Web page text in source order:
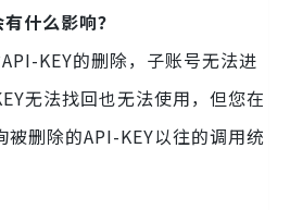
什么影响？
KEY的删除，子账号无法进
无法找回也无法使用，但您在
删除的API-KEY以往的调用统